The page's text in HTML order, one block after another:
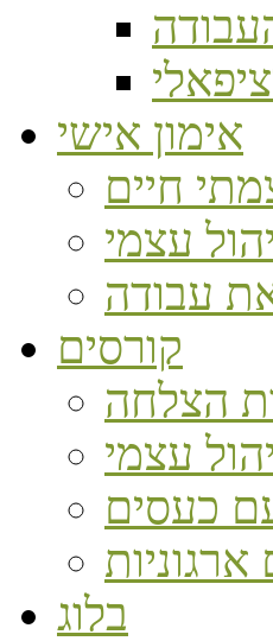
אימון אישי
חיים
עצמי
עבודה
קורסים
עצמי
כעסים
בלוג